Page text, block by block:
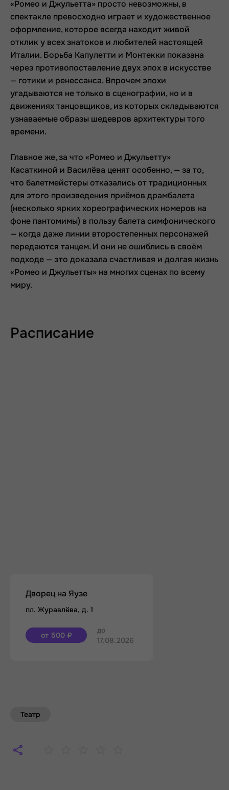
«Ромео и Джульетта» просто невозможны, в
спектакле превосходно играет и художественное
оформление, которое всегда находит живой
отклик у всех знатоков и любителей настоящей
Италии. Борьба Капулетти и Монтекки показана
через противопоставление двух эпох в искусстве
— готики и ренессанса. Впрочем эпохи
угадываются не только в сценографии, но и в
движениях танцовщиков, из которых складываются
узнаваемые образы шедевров архитектуры того
времени.
Главное же, за что «Ромео и Джульетту»
Касаткиной и Василёва ценят особенно, — за то,
что балетмейстеры отказались от традиционных
для этого произведения приёмов драмбалета
(несколько ярких хореографических номеров на
фоне пантомимы) в пользу балета симфонического
— когда даже линии второстепенных персонажей
передаются танцем. И они не ошиблись в своём
подходе — это доказала счастливая и долгая жизнь
«Ромео и Джульетты» на многих сценах по всему
миру.
Расписание
Дворец на Яузе
пл. Журавлёва, д. 1
от 500 ₽
до
17.08.2026
Театр